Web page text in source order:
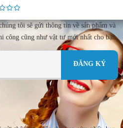
tôi sẽ gửi thông tin về sản phẩm và
công cũng như vật tư mới nhất cho bạn